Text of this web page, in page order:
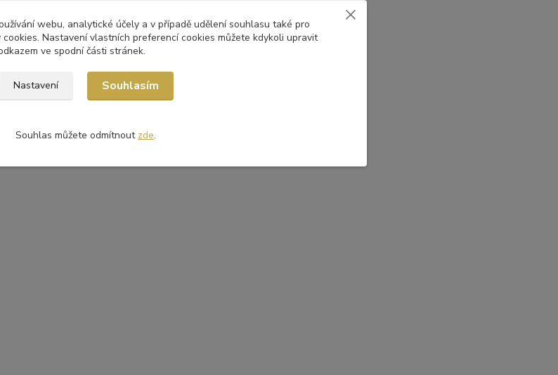
webu, analytické účely a v případě udělení souhlasu také pro
Nastavení vlastních preferencí cookies můžete kdykoli upravit
ve spodní části stránek.
Nastavení Souhlasím
Souhlas můžete odmítnout zde.